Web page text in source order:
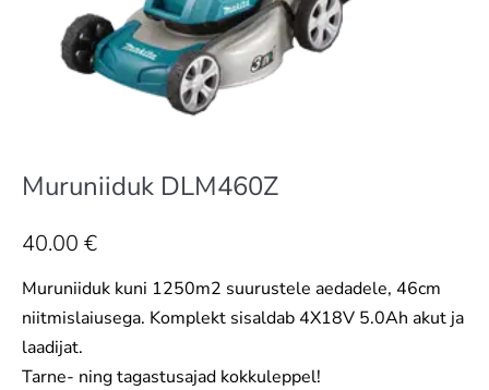
Muruniiduk DLM460Z
40.00 €
Muruniiduk kuni 1250m2 suurustele aedadele, 46cm
niitmislaiusega. Komplekt sisaldab 4X18V 5.0Ah akut ja
laadijat.
Tarne- ning tagastusajad kokkuleppel!